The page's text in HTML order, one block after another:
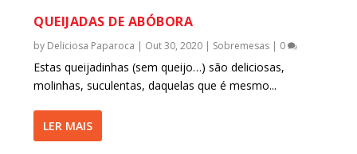
QUEIJADAS DE ABÓBORA
by Deliciosa Paparoca | Out 30, 2020 | Sobremesas | 0
Estas queijadinhas (sem queijo…) são deliciosas,
molinhas, suculentas, daquelas que é mesmo...
LER MAIS